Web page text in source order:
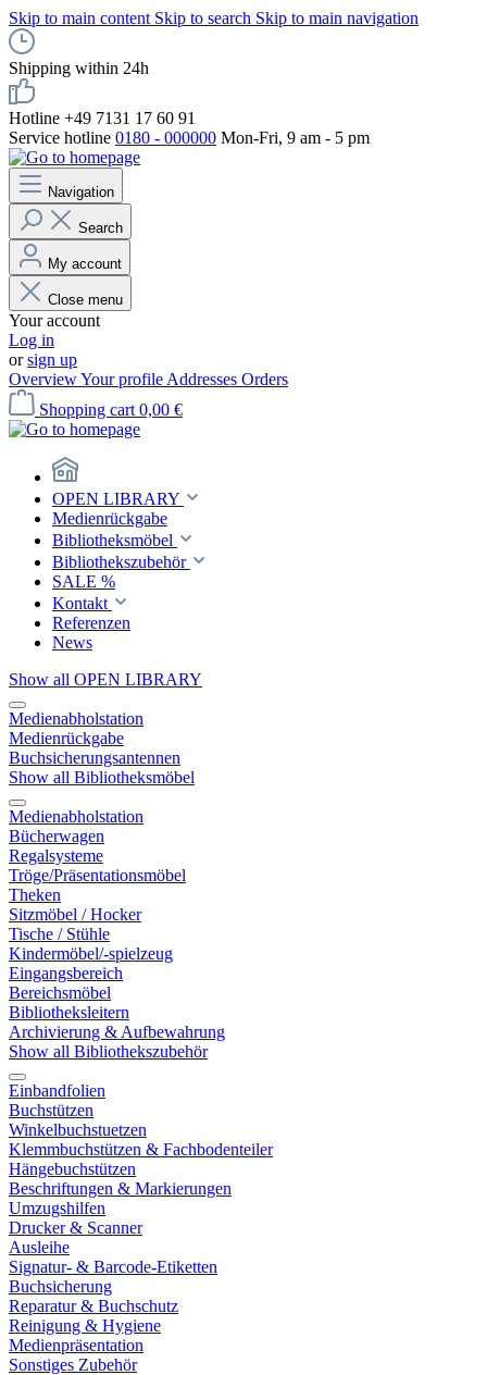
Skip to main content Skip to search Skip to main navigation
Shipping within 24h
Hotline +49 7131 17 60 91
Service hotline 0180 - 000000 Mon-Fri, 9 am - 5 pm
Navigation
Search
My account
Close menu
Your account
Log in
orsign up
OverviewYour profile Addresses Orders
Shopping cart 0,00 €
OPEN LIBRARY
Medienrückgabe
Bibliotheksmöbel
Bibliothekszubehör
SALE %
Kontakt
Referenzen
News
Show all OPEN LIBRARY
Medienabholstation
Medienrückgabe
Buchsicherungsantennen
Show all Bibliotheksmöbel
Medienabholstation
Bücherwagen
Regalsysteme
Tröge/Präsentationsmöbel
Theken
Sitzmöbel / Hocker
Tische / Stühle
Kindermöbel/-spielzeug
Eingangsbereich
Bereichsmöbel
Bibliotheksleitern
Archivierung & Aufbewahrung
Show all Bibliothekszubehör
Einbandfolien
Buchstützen
Winkelbuchstuetzen
Klemmbuchstützen & Fachbodenteiler
Hängebuchstützen
Beschriftungen & Markierungen
Umzugshilfen
Drucker & Scanner
Ausleihe
Signatur- & Barcode-Etiketten
Buchsicherung
Reparatur & Buchschutz
Reinigung & Hygiene
Medienpräsentation
Sonstiges Zubehör